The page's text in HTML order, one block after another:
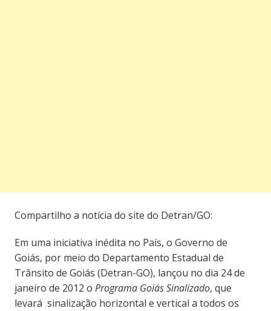
Compartilho a notícia do site do Detran/GO:
Em uma iniciativa inédita no País, o Governo de
Goiás, por meio do Departamento Estadual de
Trânsito de Goiás (Detran-GO), lançou no dia 24 de
janeiro de 2012 o Programa Goiás Sinalizado, que
levará sinalização horizontal e vertical a todos os